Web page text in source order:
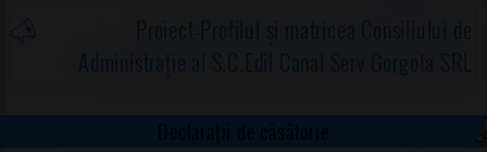
Proiect-Profilul și matricea Consiliului de
Administrație al S.C.Edil Canal Serv Gorgota SRL
Declarații de căsătorie